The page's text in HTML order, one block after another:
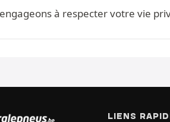
à respecter votre vie
LIENS